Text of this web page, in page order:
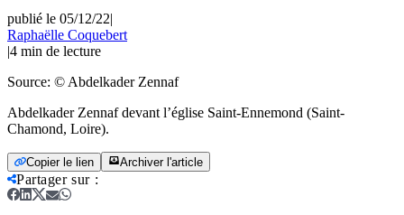
publié le 05/12/22|
Raphaëlle Coquebert
|4 min de lecture
Source: © Abdelkader Zennaf
Abdelkader Zennaf devant l’église Saint-Ennemond (Saint-
Chamond, Loire).
Copier le lien Archiver l'article
Partager sur: